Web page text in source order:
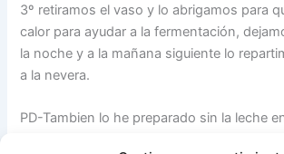
3º retiramos el vaso y lo abrigamos para
calor para ayudar a la fermentación,
la noche y a la mañana siguiente lo
a la nevera.
PD-Tambien lo he preparado sin la leche